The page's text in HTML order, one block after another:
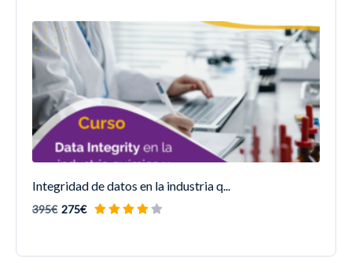
Integridad de datos en la industria q...
395€ 275€